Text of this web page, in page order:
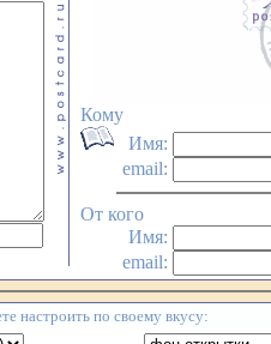
Кому
Имя:
email:
От кого
Имя:
email:
настроить по своему вкусу: